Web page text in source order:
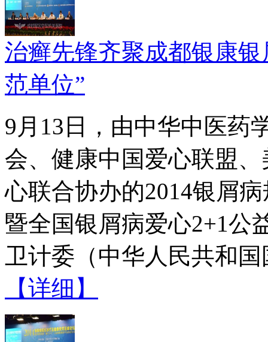
治癣先锋齐聚成都银康
范单位”
9月13日，由中华中医药
会、健康中国爱心联盟
心联合协办的2014银屑
暨全国银屑病爱心2+1公
卫计委（中华人民共和
【详细】